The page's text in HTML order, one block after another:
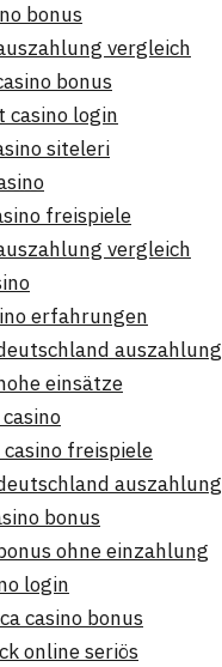
bonus
vergleich
bonus
casino login
siteleri
freispiele
vergleich
erfahrungen
auszahlung
einsätze
casino freispiele
auszahlung
bonus
ohne einzahlung
login
casino bonus
online seriös